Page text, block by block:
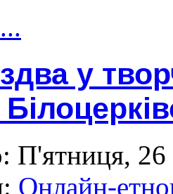
у
П'ятниця,
Онлайн-